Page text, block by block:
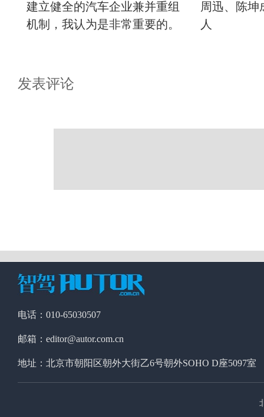
建立健全的汽车企业兼并重组
机制，我认为是非常重要的。
周迅、陈坤
人
发表评论
电话：010-65030507
邮箱：editor@autor.com.cn
地址：北京市朝阳区朝外大街乙6号朝外SOHO D座5097室